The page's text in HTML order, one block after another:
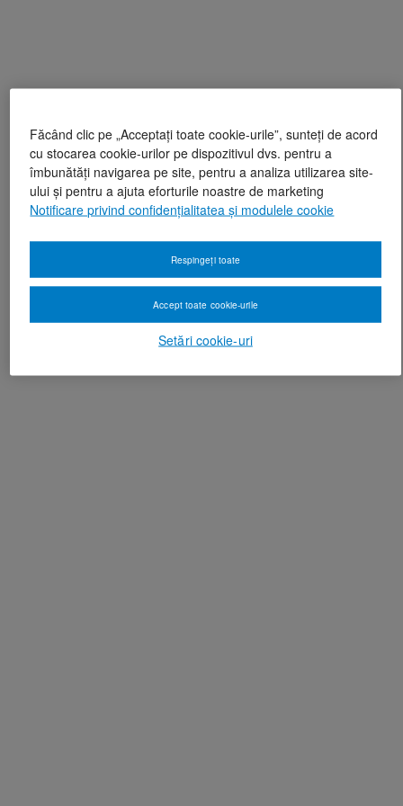
Făcând clic pe „Acceptați toate cookie-urile”, sunteți de acord
cu stocarea cookie-urilor pe dispozitivul dvs. pentru a
îmbunătăți navigarea pe site, pentru a analiza utilizarea site-
ului și pentru a ajuta eforturile noastre de marketing
Notificare privind confidențialitatea și modulele cookie
Setări cookie-uri
Respingeți toate
Accept toate cookie-urile